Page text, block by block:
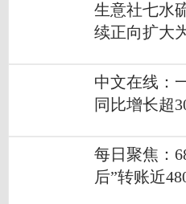
生意社七水
续正向扩大
中文在线：
同比增长超
每日聚焦：
后”转账近